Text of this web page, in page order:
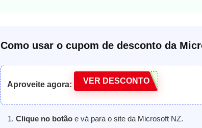
Como usar o cupom de desconto da
Aproveite agora: VER DESCONTO
Clique no botão e vá para o site da Microsoft NZ.